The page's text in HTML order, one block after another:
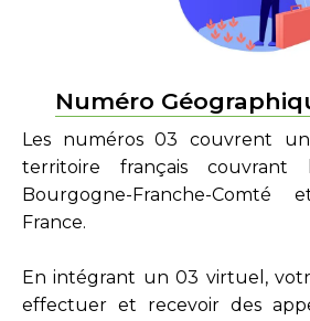
Numéro
Les numéros 03 couvrent
territoire français couvrant
Bourgogne-Franche-
France.
En intégrant un 03 virtuel,
effectuer et recevoir des